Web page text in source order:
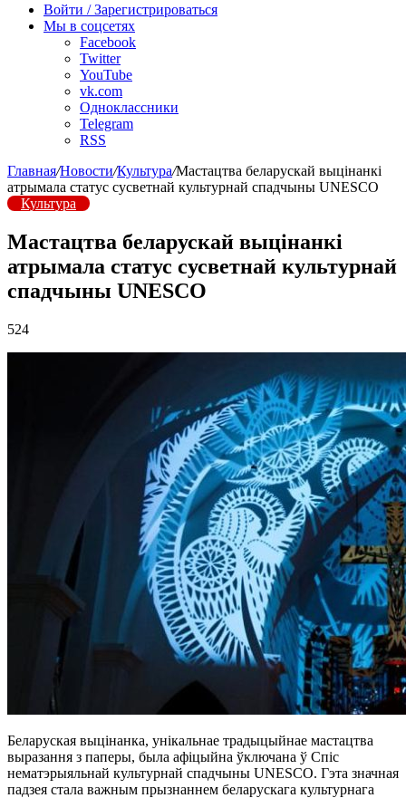
радио
Войти / Зарегистрироваться
Мы в соцсетях
Facebook
Twitter
YouTube
vk.com
Одноклассники
Telegram
RSS
Главная/Новости/Культура/Мастацтва беларускай выцінанкі
атрымала статус сусветнай культурнай спадчыны UNESCO
Культура
Мастацтва беларускай выцінанкі
атрымала статус сусветнай культурнай
спадчыны UNESCO
524
Беларуская выцінанка, унікальнае традыцыйнае мастацтва
выразання з паперы, была афіцыйна ўключана ў Спіс
нематэрыяльнай культурнай спадчыны UNESCO. Гэта значная
падзея стала важным прызнаннем беларускага культурнага